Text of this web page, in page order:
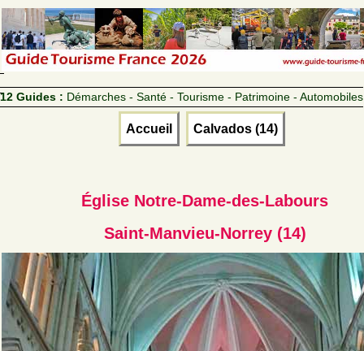
12 Guides : Démarches - Santé - Tourisme - Patrimoine - Automobiles
Accueil Calvados (14)
Église Notre-Dame-des-Labours
Saint-Manvieu-Norrey (14)